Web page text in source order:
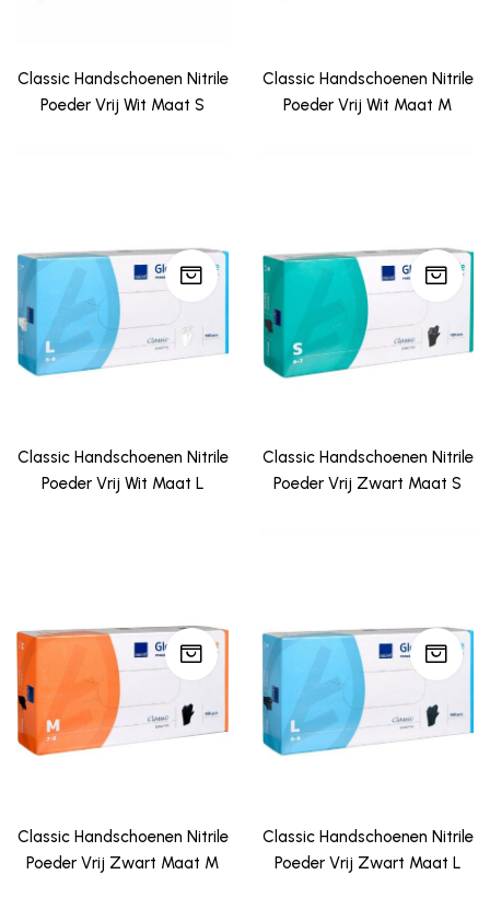
Classic Handschoenen Nitrile
Poeder Vrij Wit Maat S
Classic Handschoenen Nitrile
Poeder Vrij Wit Maat M
Classic Handschoenen Nitrile
Poeder Vrij Wit Maat L
Classic Handschoenen Nitrile
Poeder Vrij Zwart Maat S
Classic Handschoenen Nitrile
Poeder Vrij Zwart Maat M
Classic Handschoenen Nitrile
Poeder Vrij Zwart Maat L